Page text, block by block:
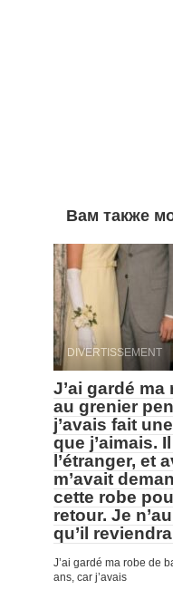
Вам также
DIVERTISSEMENT
J’ai gardé
au grenier
j’avais fait
que j’aimais.
l’étranger, et
m’avait
cette robe
retour. Je
qu’il
J’ai gardé ma robe de
ans, car j’avais